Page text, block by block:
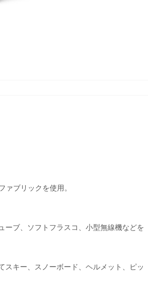
ブリックを使用。
ーブ、ソフトフラスコ、小型無線機などを
スキー、スノーボード、ヘルメット、ピッ